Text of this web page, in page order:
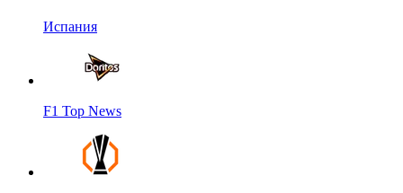
Испания
F1 Top News